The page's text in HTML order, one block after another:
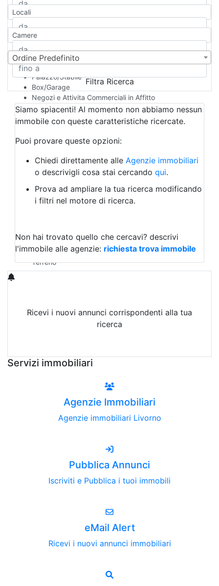
Attico/Mansarda
Rustico/Casale
Camera d'Albergo
Multiproprietà
Palazzo/Stabile
Box/Garage
Negozi e Attivita Commerciali in Affitto
Qualsiasi
Attività/Licenza Commerciale
Azienda Agricola
Bar/Ristorante
Albergo
Laboratorio Artigianale
Negozio/locale commerciale
Agriturismo
Magazzini
Qualsiasi
Terreno edificabile
Terreno
Locali
Camere
Ordine Predefinito
Filtra Ricerca
Siamo spiacenti! Al momento non abbiamo nessun
immobile con queste caratteristiche ricercate.
Puoi provare queste opzioni:
Chiedi direttamente alle Agenzie immobiliari
o descrivigli cosa stai cercando qui.
Prova ad ampliare la tua ricerca modificando
i filtri nel motore di ricerca.
Non hai trovato quello che cercavi? descrivi
l'immobile alle agenzie: richiesta trova immobile
Ricevi i nuovi annunci corrispondenti alla tua
ricerca
Servizi immobiliari
Agenzie Immobiliari
Agenzie immobiliari Livorno
Pubblica Annunci
Iscriviti e Pubblica i tuoi immobili
eMail Alert
Ricevi i nuovi annunci immobiliari